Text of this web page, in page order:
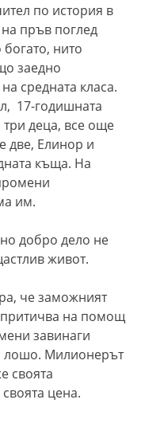
по история в
пръв поглед
нито
заедно
средната класа.
17-годишната
деца, все още
две, Елинор и
къща. На
им.
добро дело не
живот.
че заможният
притичва на помощ
завинаги
лошо. Милионерът
своята
цена.